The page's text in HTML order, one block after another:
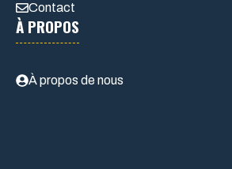
Contact
À PROPOS
À propos de nous